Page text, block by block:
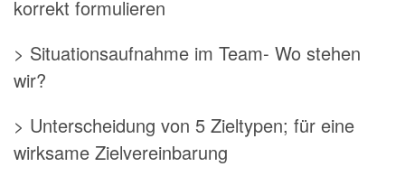
korrekt formulieren
> Situationsaufnahme im Team- Wo stehen
wir?
> Unterscheidung von 5 Zieltypen; für eine
wirksame Zielvereinbarung